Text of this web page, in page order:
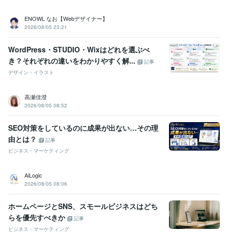
恋愛 仕事 相性 未来 ビジネス
健康運
住まい・美容・生活相談 ペット飼育
ペット 飼育 犬 うさぎ スピリットアニマル 守護動物
猫探し
ボランティア
行方不明 捜索
ENOWL なお【Webデザイナー】
2026/08/05 23:21
WordPress・STUDIO・Wixはどれを選ぶべ
き？それぞれの違いをわかりやすく解...
記事
デザイン・イラスト
高瀬佳澄
2026/08/05 08:52
SEO対策をしているのに成果が出ない…その理
由とは？
記事
ビジネス・マーケティング
AiLogic
2026/08/05 08:06
ホームページとSNS、スモールビジネスはどち
らを優先すべきか
記事
ビジネス・マーケティング